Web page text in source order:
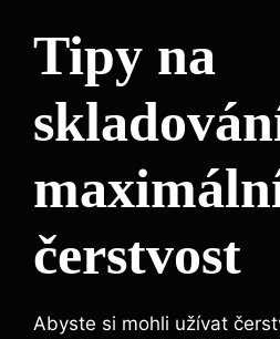
Tipy na
čerstvost
Abyste si mohli užívat